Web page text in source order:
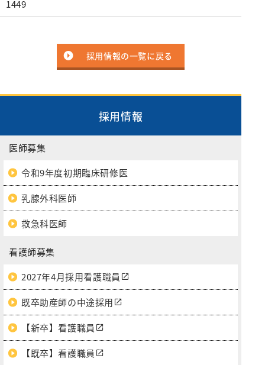
1449
採用情報の一覧に戻る
採用情報
医師募集
令和9年度初期臨床研修医
乳腺外科医師
救急科医師
看護師募集
2027年4月採用看護職員
既卒助産師の中途採用
【新卒】看護職員
【既卒】看護職員